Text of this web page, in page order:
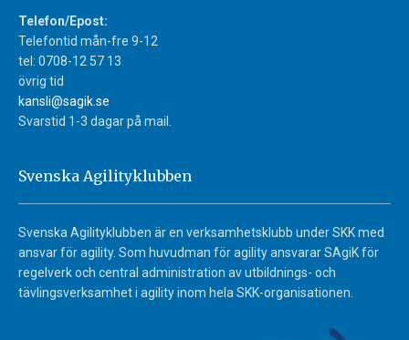
Telefon/Epost:
Telefontid mån-fre 9-12
tel: 0708-12 57 13
övrig tid
kansli@sagik.se
Svarstid 1-3 dagar på mail.
Svenska Agilityklubben
Svenska Agilityklubben är en verksamhetsklubb under SKK med
ansvar för agility. Som huvudman för agility ansvarar SAgiK för
regelverk och central administration av utbildnings- och
tävlingsverksamhet i agility inom hela SKK-organisationen.